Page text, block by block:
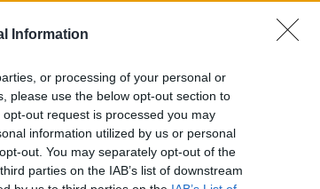
Information
or processing of your personal or
please use the below opt-out section to
out request is processed you may
information utilized by us or personal
out. You may separately opt-out of the
parties on the IAB’s list of downstream
a cargo del
la habitual
por parte de
ofrecerá el
a los nuevos
y las
rezará el ángelus